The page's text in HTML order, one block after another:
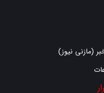
(مازنی نیوز)